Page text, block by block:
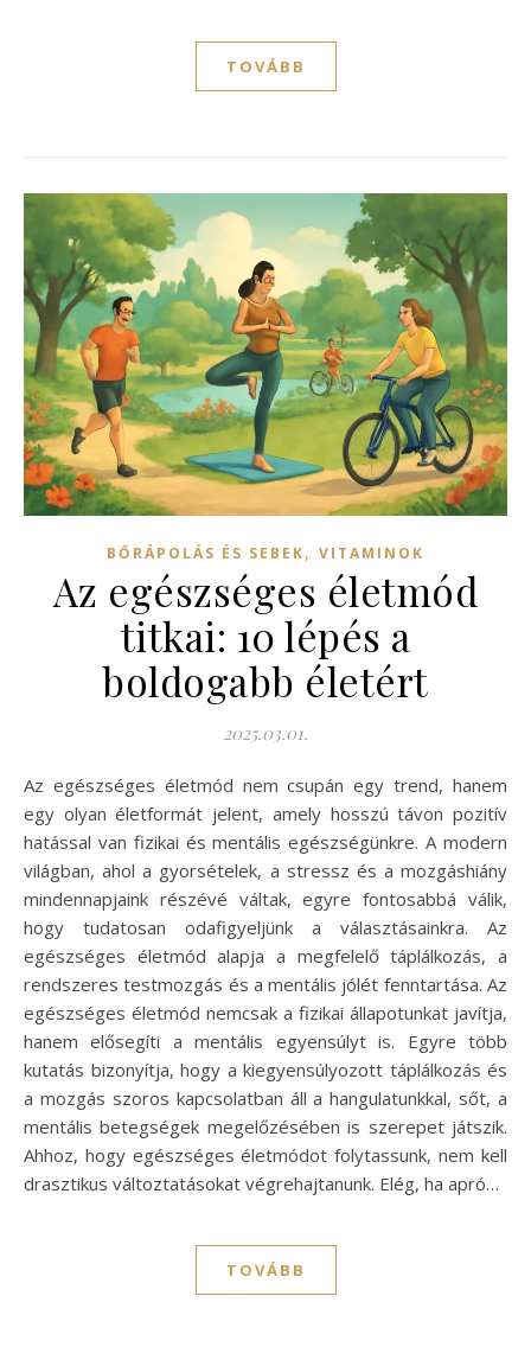
TOVÁBB
BŐRÁPOLÁS ÉS SEBEK, VITAMINOK
Az egészséges életmód
titkai: 10 lépés a
boldogabb életért
2025.03.01.
Az egészséges életmód nem csupán egy trend, hanem
egy olyan életformát jelent, amely hosszú távon pozitív
hatással van fizikai és mentális egészségünkre. A modern
világban, ahol a gyorsételek, a stressz és a mozgáshiány
mindennapjaink részévé váltak, egyre fontosabbá válik,
hogy tudatosan odafigyeljünk a választásainkra. Az
egészséges életmód alapja a megfelelő táplálkozás, a
rendszeres testmozgás és a mentális jólét fenntartása. Az
egészséges életmód nemcsak a fizikai állapotunkat javítja,
hanem elősegíti a mentális egyensúlyt is. Egyre több
kutatás bizonyítja, hogy a kiegyensúlyozott táplálkozás és
a mozgás szoros kapcsolatban áll a hangulatunkkal, sőt, a
mentális betegségek megelőzésében is szerepet játszik.
Ahhoz, hogy egészséges életmódot folytassunk, nem kell
drasztikus változtatásokat végrehajtanunk. Elég, ha apró…
TOVÁBB